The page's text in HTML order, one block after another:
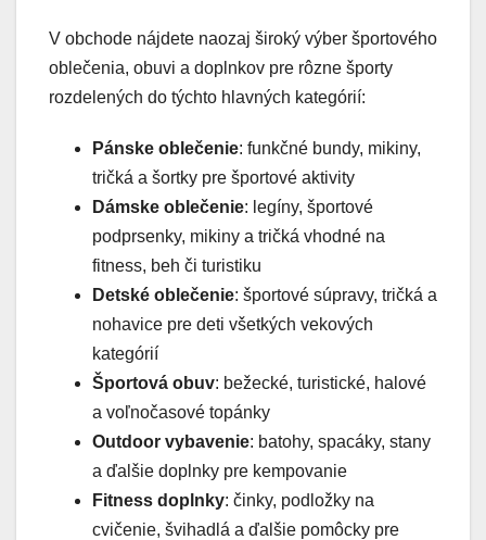
V obchode nájdete naozaj široký výber športového
oblečenia, obuvi a doplnkov pre rôzne športy
rozdelených do týchto hlavných kategórií:
Pánske oblečenie: funkčné bundy, mikiny,
tričká a šortky pre športové aktivity
Dámske oblečenie: legíny, športové
podprsenky, mikiny a tričká vhodné na
fitness, beh či turistiku
Detské oblečenie: športové súpravy, tričká a
nohavice pre deti všetkých vekových
kategórií
Športová obuv: bežecké, turistické, halové
a voľnočasové topánky
Outdoor vybavenie: batohy, spacáky, stany
a ďalšie doplnky pre kempovanie
Fitness doplnky: činky, podložky na
cvičenie, švihadlá a ďalšie pomôcky pre